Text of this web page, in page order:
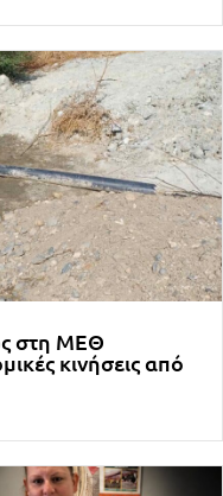
στη ΜΕΘ
κινήσεις από